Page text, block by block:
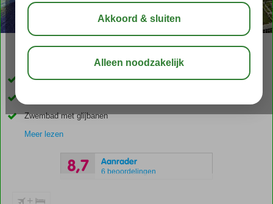
aug 33°C
24-uurs Ultra All Inclusive
Zwembad met glijbanen
Meer lezen
8,7 Aanrader
6 beoordelingen
+